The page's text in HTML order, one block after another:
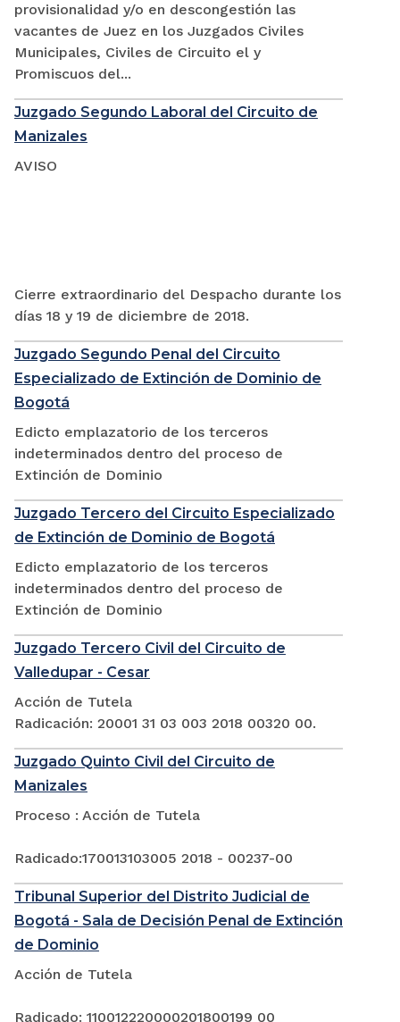
provisionalidad y/o en descongestión las
vacantes de Juez en los Juzgados Civiles
Municipales, Civiles de Circuito el y
Promiscuos del...
Juzgado Segundo Laboral del Circuito de
Manizales
AVISO
Cierre extraordinario del Despacho durante los
días 18 y 19 de diciembre de 2018.
Juzgado Segundo Penal del Circuito
Especializado de Extinción de Dominio de
Bogotá
Edicto emplazatorio de los terceros
indeterminados dentro del proceso de
Extinción de Dominio
Juzgado Tercero del Circuito Especializado
de Extinción de Dominio de Bogotá
Edicto emplazatorio de los terceros
indeterminados dentro del proceso de
Extinción de Dominio
Juzgado Tercero Civil del Circuito de
Valledupar - Cesar
Acción de Tutela
Radicación: 20001 31 03 003 2018 00320 00.
Juzgado Quinto Civil del Circuito de
Manizales
Proceso : Acción de Tutela
Radicado:170013103005 2018 - 00237-00
Tribunal Superior del Distrito Judicial de
Bogotá - Sala de Decisión Penal de Extinción
de Dominio
Acción de Tutela
Radicado: 110012220000201800199 00